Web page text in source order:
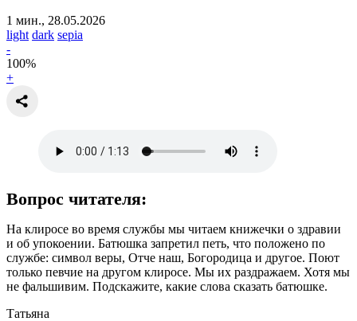
1 мин., 28.05.2026
light dark sepia
-
100%
+
Вопрос читателя:
На клиросе во время службы мы читаем книжечки о здравии
и об упокоении. Батюшка запретил петь, что положено по
службе: символ веры, Отче наш, Богородица и другое. Поют
только певчие на другом клиросе. Мы их раздражаем. Хотя мы
не фальшивим. Подскажите, какие слова сказать батюшке.
Татьяна